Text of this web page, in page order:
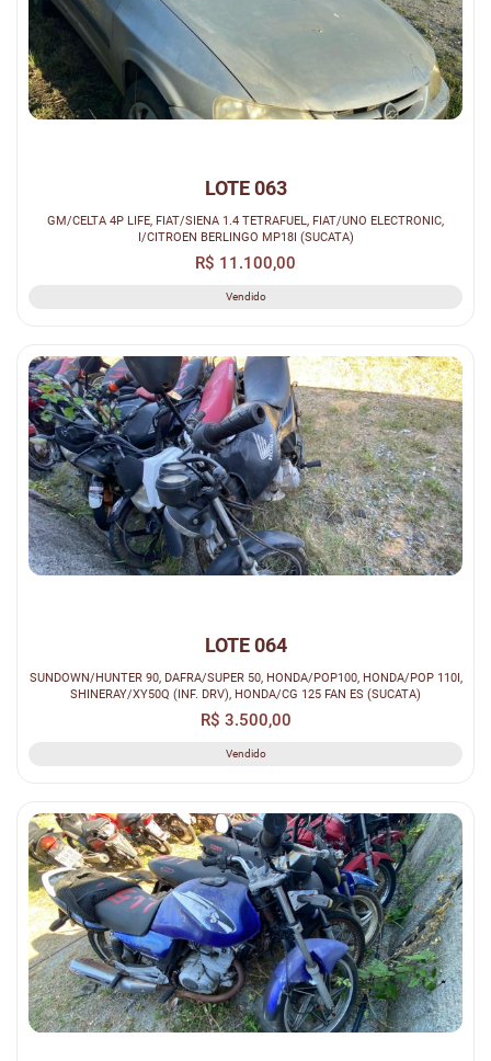
LOTE 063
GM/CELTA 4P LIFE, FIAT/SIENA 1.4 TETRAFUEL, FIAT/UNO ELECTRONIC,
I/CITROEN BERLINGO MP18I (SUCATA)
R$ 11.100,00
Vendido
LOTE 064
SUNDOWN/HUNTER 90, DAFRA/SUPER 50, HONDA/POP100, HONDA/POP 110I,
SHINERAY/XY50Q (INF. DRV), HONDA/CG 125 FAN ES (SUCATA)
R$ 3.500,00
Vendido